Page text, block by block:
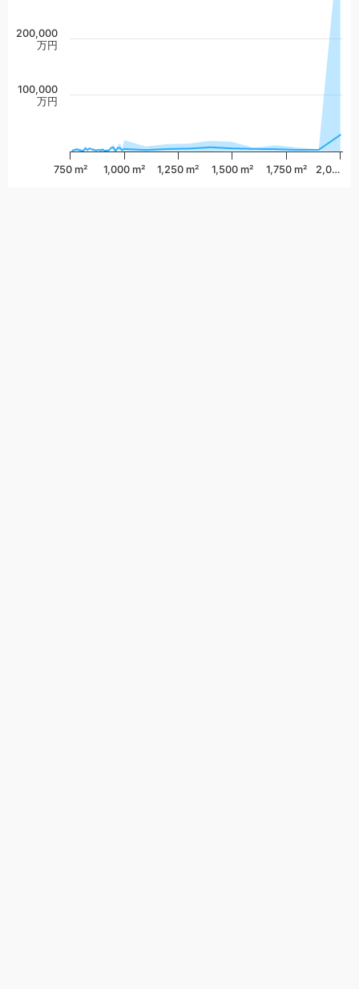
750 m² 1,000 m² 1,250 m² 1,500 m² 1,750 m² 2,0…
100,000
万円
200,000
万円